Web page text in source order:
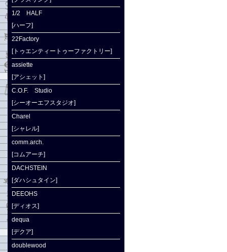
1/2 HALF
[ハーフ]
22Factory
[トゥエンティートゥーファクトリー]
assiette
[アシェット]
C.O.F. Studio
[シーオーエフスタジオ]
Charel
[シャレル]
comm.arch.
[コムアーチ]
DACHSTEIN
[ダハシュタイン]
DEEOHS
[ディオス]
dequa
[デクア]
doublewood